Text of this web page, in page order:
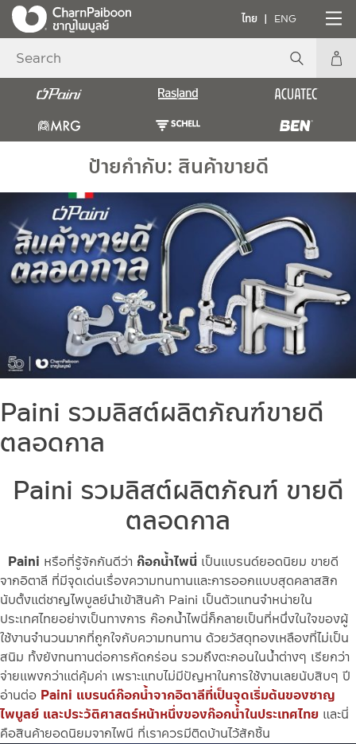
ไทย ENG
ป้ายกำกับ: สินค้าขายดี
Paini รวมลิสต์ผลิตภัณฑ์ขายดี
ตลอดกาล
Paini รวมลิสต์ผลิตภัณฑ์ ขายดี
ตลอดกาล
Paini หรือที่รู้จักกันดีว่า ก๊อกน้ำไพนี่ เป็นแบรนด์ยอดนิยม ขายดี
จากอิตาลี ที่มีจุดเด่นเรื่องความทนทานและการออกแบบสุดคลาสสิก
นับตั้งแต่ชาญไพบูลย์นำเข้าสินค้า Paini เป็นตัวแทนจำหน่ายใน
ประเทศไทยอย่างเป็นทางการ ก๊อกน้ำไพนี่ก็กลายเป็นที่หนึ่งในใจของผู้
ใช้งานจำนวนมากที่ถูกใจกับความทนทาน ด้วยวัสดุทองเหลืองที่ไม่เป็น
สนิม ทั้งยังทนทานต่อการกัดกร่อน รวมถึงตะกอนในน้ำต่างๆ เรียกว่า
จ่ายแพงกว่าแต่คุ้มค่า เพราะแทบไม่มีปัญหาในการใช้งานเลยนับสิบๆ ปี
อ่านต่อ Paini แบรนด์ก๊อกน้ำจากอิตาลีที่เป็นจุดเริ่มต้นของชาญ
ไพบูลย์ และประวัติศาสตร์หน้าหนึ่งของก๊อกน้ำในประเทศไทย และนี่
คือสินค้ายอดนิยมจากไพนี ที่เราควรมีติดบ้านไว้สักชิ้น